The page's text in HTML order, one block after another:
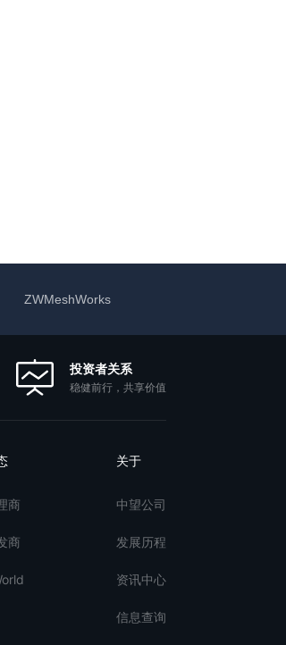
ZWMeshWorks
投资者关系
稳健前行，共享价值
商
商
关于
中望公司
发展历程
资讯中心
信息查询